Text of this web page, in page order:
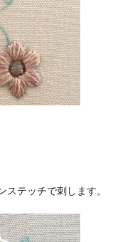
テッチで刺します。